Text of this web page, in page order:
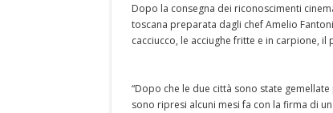
Dopo la consegna dei riconoscimenti
toscana preparata dagli chef Amelio
cacciucco, le acciughe fritte e in carpione,
“Dopo che le due città sono state
sono ripresi alcuni mesi fa con la firma di